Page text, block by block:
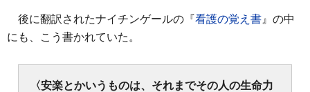
後に翻訳されたナイチンゲールの『看護の覚え書 』の中
にも、こう書かれていた。
〈安楽とかいうものは、それまでその人の生命力